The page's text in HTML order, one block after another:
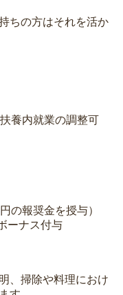
ちの方はそれを活か
養内就業の調整可
の報奨金を授与）
ーナス付与
、掃除や料理におけ